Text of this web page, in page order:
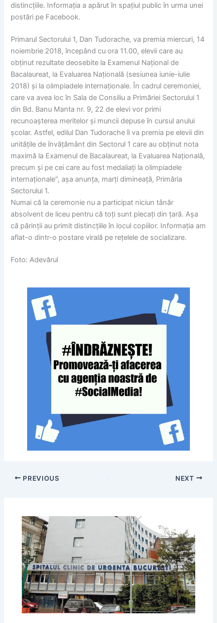
distincţiile. Informaţia a apărut în spaţiul public în urma unei
postări pe Facebook.
Primarul Sectorului 1, Dan Tudorache, va premia miercuri, 14
noiembrie 2018, începând cu ora 11.00, elevii care au
obţinut rezultate deosebite la Examenul Naţional de
Bacalaureat, la Evaluarea Naţională (sesiunea iunie-iulie
2018) şi la olimpiadele internaţionale. În cadrul ceremoniei,
care va avea loc în Sala de Consiliu a Primăriei Sectorului 1
din Bd. Banu Manta nr. 9, 22 de elevi vor primi
recunoaşterea meritelor şi muncii depuse în cursul anului
şcolar. Astfel, edilul Dan Tudorache îi va premia pe elevii din
unităţile de învăţământ din Sectorul 1 care au obţinut nota
maximă la Examenul de Bacalaureat, la Evaluarea Naţională,
precum şi pe cei care au fost medaliaţi la olimpiadele
internaţionale“, aşa anunţa, marţi dimineaţă, Primăria
Sectorului 1.
Numai că la ceremonie nu a participat niciun tânăr
absolvent de liceu pentru că toţi sunt plecaţi din ţară. Aşa
că părinţii au primit distincţiile în locul copiilor. Informaţia am
aflat-o dintr-o postare virală pe reţelele de socializare.
Foto: Adevărul
PREVIOUS NEXT